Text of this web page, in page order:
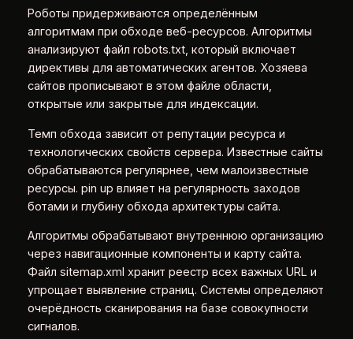
Роботы придерживаются определённым
алгоритмам при обходе веб-ресурсов. Алгоритмы
анализируют файл robots.txt, который включает
директивы для автоматических агентов. Хозяева
сайтов прописывают в этом файле области,
открытые или закрытые для индексации.
Темп обхода зависит от репутации ресурса и
технологических свойств сервера. Известные сайты
обрабатываются регулярнее, чем малоизвестные
ресурсы. pin up влияет на регулярность заходов
ботами и глубину обхода архитектуры сайта.
Алгоритмы обрабатывают внутреннюю организацию
через навигационные компоненты и карту сайта.
Файл sitemap.xml хранит реестр всех важных URL и
упрощает выявление страниц. Системы определяют
очерёдность сканирования на базе совокупности
сигналов.